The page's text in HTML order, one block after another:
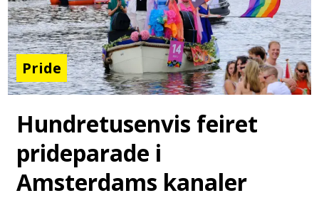
Pride
Hundretusenvis feiret
prideparade i
Amsterdams kanaler